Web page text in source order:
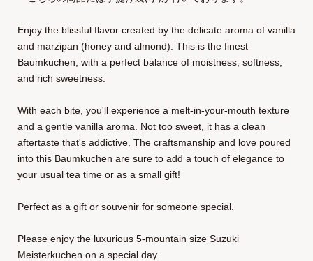
Enjoy the blissful flavor created by the delicate aroma of vanilla
and marzipan (honey and almond). This is the finest
Baumkuchen, with a perfect balance of moistness, softness,
and rich sweetness.
With each bite, you'll experience a melt-in-your-mouth texture
and a gentle vanilla aroma. Not too sweet, it has a clean
aftertaste that's addictive. The craftsmanship and love poured
into this Baumkuchen are sure to add a touch of elegance to
your usual tea time or as a small gift!
Perfect as a gift or souvenir for someone special.
Please enjoy the luxurious 5-mountain size Suzuki
Meisterkuchen on a special day.